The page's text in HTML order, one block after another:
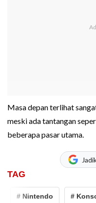
Masa depan terlihat
meski ada tantangan
beberapa pasar utama.
TAG
# Nintendo # Konsol